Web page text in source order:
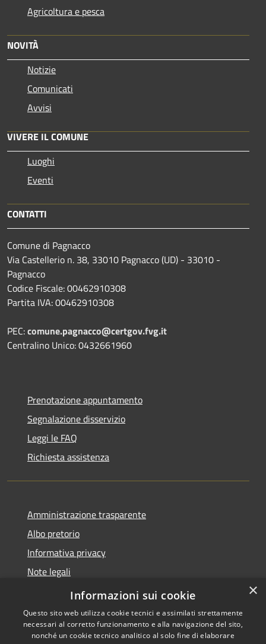
Agricoltura e pesca
NOVITÀ
Notizie
Comunicati
Avvisi
VIVERE IL COMUNE
Luoghi
Eventi
CONTATTI
Comune di Pagnacco
Via Castellerio n. 38, 33010 Pagnacco (UD) - 33010 -
Pagnacco
Codice Fiscale: 00462910308
Partita IVA: 00462910308
PEC:comune.pagnacco@certgov.fvg.it
Centralino Unico: 0432661960
Prenotazione appuntamento
Segnalazione disservizio
Leggi le FAQ
Richiesta assistenza
Amministrazione trasparente
Albo pretorio
Informativa privacy
Note legali
Dichiarazione di accessibilità
×
Informazioni sui cookie
Questo sito web utilizza cookie tecnici e assimilati strettamente
necessari al corretto funzionamento e alla navigazione del sito,
nonché un cookie tecnico analitico al solo fine di elaborare